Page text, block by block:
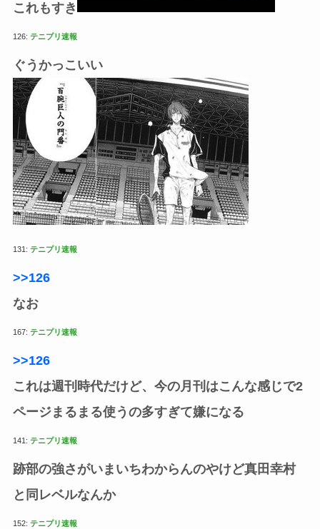
これもすき
126: テニプリ速報
ぐうかっこいい
131: テニプリ速報
>>126
なお
167: テニプリ速報
>>126
これは週刊時代だけど、今の月刊はこんな感じで2
ページまるまる使うの多すぎて嫌になる
141: テニプリ速報
跡部の強さがいまいちわからんのやけど真田幸村
と同レベルなんか
152: テニプリ速報